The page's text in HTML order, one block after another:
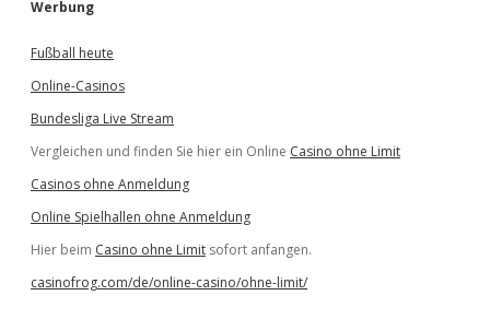
Werbung
Fußball heute
Online-Casinos
Bundesliga Live Stream
Vergleichen und finden Sie hier ein Online Casino ohne Limit
Casinos ohne Anmeldung
Online Spielhallen ohne Anmeldung
Hier beim Casino ohne Limit sofort anfangen.
casinofrog.com/de/online-casino/ohne-limit/